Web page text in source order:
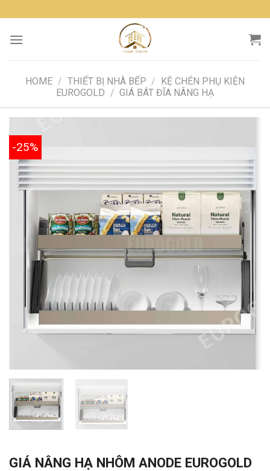
to
content
HOME / THIẾT BỊ NHÀ BẾP / KỆ CHÉN PHỤ KIỆN
EUROGOLD / GIÁ BÁT ĐĨA NÂNG HẠ
-25%
GIÁ NÂNG HẠ NHÔM ANODE EUROGOLD